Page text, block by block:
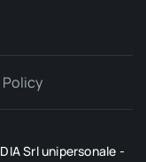
Srl unipersonale -